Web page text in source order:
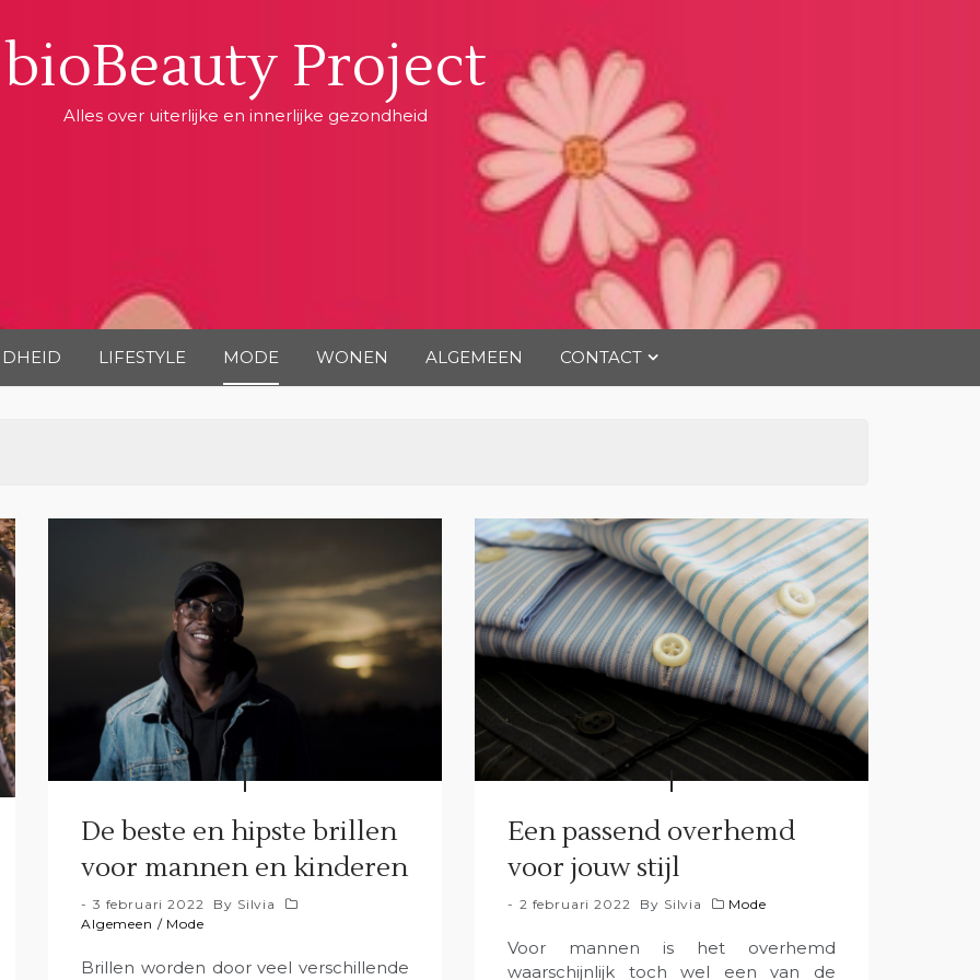
bioBeauty Project
Alles over uiterlijke en innerlijke gezondheid
LIFESTYLE MODE WONEN ALGEMEEN CONTACT
De beste en hipste brillen
voor mannen en kinderen
3 februari 2022 By Silvia
Algemeen / Mode
Brillen worden door veel verschillende
Een passend overhemd
voor jouw stijl
2 februari 2022 By Silvia Mode
Voor mannen is het overhemd
waarschijnlijk toch wel een van de